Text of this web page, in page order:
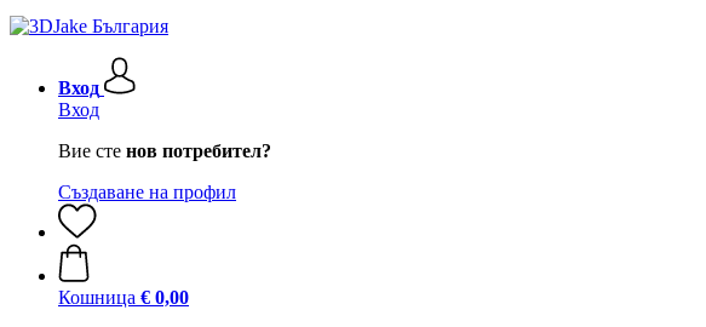
Вход
Вход
Вие сте нов потребител?
Създаване на профил
Кошница € 0,00